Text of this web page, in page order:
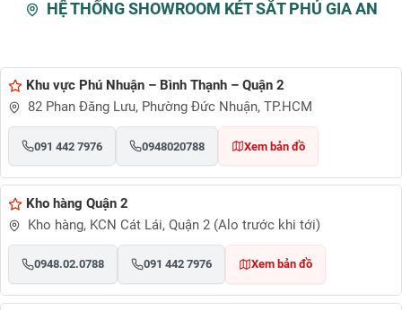
HỆ THỐNG SHOWROOM KÉT SẮT PHÚ GIA AN
Khu vực Phú Nhuận – Bình Thạnh – Quận 2
82 Phan Đăng Lưu, Phường Đức Nhuận, TP.HCM
091 442 7976 0948020788 Xem bản đồ
Kho hàng Quận 2
Kho hàng, KCN Cát Lái, Quận 2 (Alo trước khi tới)
0948.02.0788 091 442 7976 Xem bản đồ